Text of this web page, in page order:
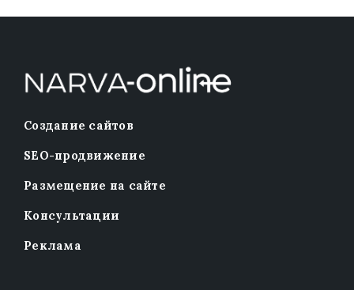
Создание сайтов
SEO-продвижение
Размещение на сайте
Консультации
Реклама